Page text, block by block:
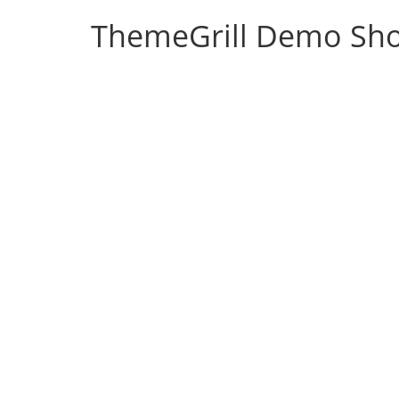
ThemeGrill Demo